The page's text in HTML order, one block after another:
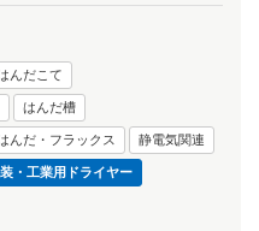
んだこて
はんだ槽
んだ・フラックス 静電気関連
・工業用ドライヤー